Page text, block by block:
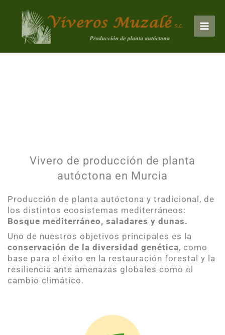
contenido
Vivero de producción de planta
autóctona en Murcia
Producción de planta autóctona y tradicional, de
los distintos ecosistemas mediterráneos:
Bosque mediterráneo, saladares y dunas.
Uno de nuestros objetivos principales es la
conservación de la diversidad genética, como
base para el éxito en la restauración forestal y la
resiliencia ante amenazas globales como el
cambio climático.